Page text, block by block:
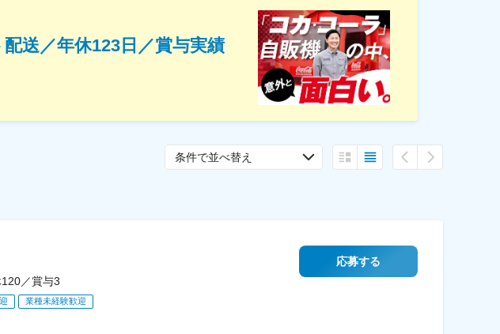
送／年休123日／賞与実績
条件で並べ替え
／賞与3
業種未経験歓迎
応募する